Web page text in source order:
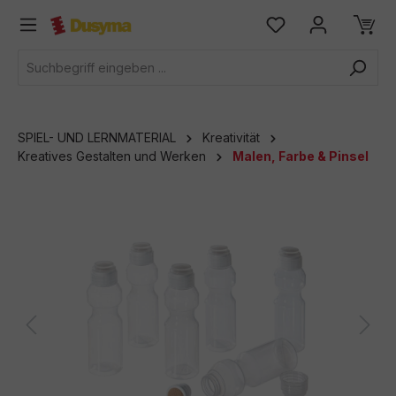
springen
SPIEL- UND LERNMATERIAL
Kreativität
Kreatives Gestalten und Werken
Malen, Farbe & Pinsel